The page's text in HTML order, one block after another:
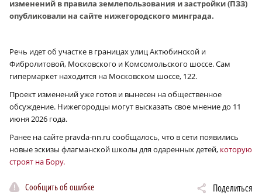
изменений в правила землепользования и застройки (ПЗЗ)
опубликовали на сайте нижегородского минграда.
Речь идет об участке в границах улиц Актюбинской и
Фибролитовой, Московского и Комсомольского шоссе. Сам
гипермаркет находится на Московском шоссе, 122.
Проект изменений уже готов и вынесен на общественное
обсуждение. Нижегородцы могут высказать свое мнение до 11
июня 2026 года.
Ранее на сайте pravda-nn.ru сообщалось, что в сети появились
новые эскизы флагманской школы для одаренных детей, которую
строят на Бору.
Сообщить об ошибке Поделиться